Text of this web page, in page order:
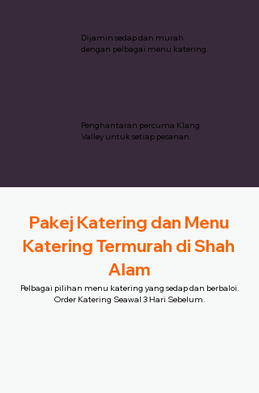
Dijamin sedap dan murah
dengan pelbagai menu katering.
Penghantaran percuma Klang
Valley untuk setiap pesanan.
Pakej Katering dan Menu
Katering Termurah di Shah
Alam
Pelbagai pilihan menu katering yang sedap dan berbaloi.
Order Katering Seawal 3 Hari Sebelum.